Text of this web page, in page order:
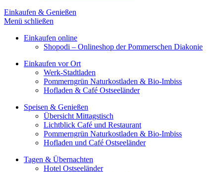
Einkaufen & Genießen
Menü schließen
Einkaufen online
Shopodi – Onlineshop der Pommerschen Diakonie
Einkaufen vor Ort
Werk-Stadtladen
Pommerngrün Naturkostladen & Bio-Imbiss
Hofladen & Café Ostseeländer
Speisen & Genießen
Übersicht Mittagstisch
Lichtblick Café und Restaurant
Pommerngrün Naturkostladen & Bio-Imbiss
Hofladen und Café Ostseeländer
Tagen & Übernachten
Hotel Ostseeländer